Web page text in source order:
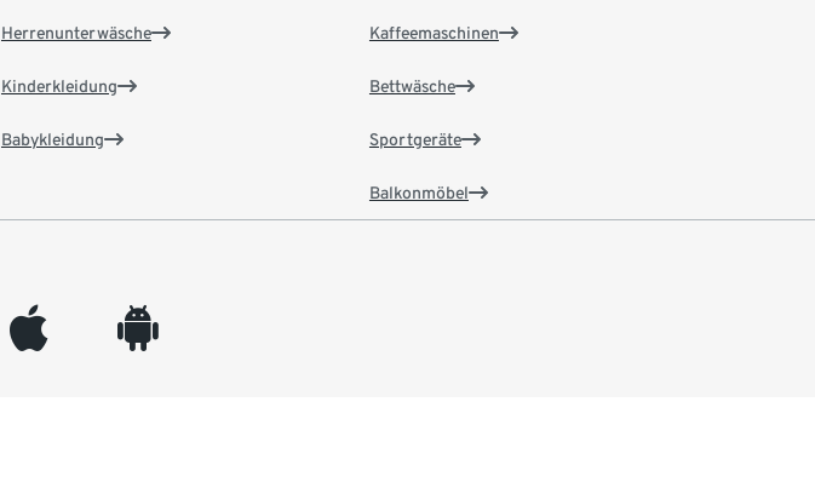
Herrenunterwäsche
Kinderkleidung
Babykleidung
Kaffeemaschinen
Bettwäsche
Sportgeräte
Balkonmöbel
appleinc android